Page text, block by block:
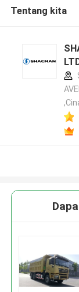
Tentang kita